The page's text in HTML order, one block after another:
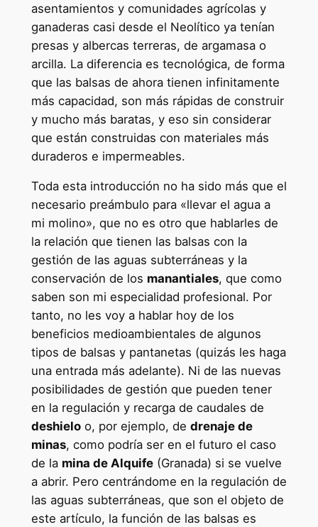
asentamientos y comunidades agrícolas y
ganaderas casi desde el Neolítico ya tenían
presas y albercas terreras, de argamasa o
arcilla. La diferencia es tecnológica, de forma
que las balsas de ahora tienen infinitamente
más capacidad, son más rápidas de construir
y mucho más baratas, y eso sin considerar
que están construidas con materiales más
duraderos e impermeables.
Toda esta introducción no ha sido más que el
necesario preámbulo para «llevar el agua a
mi molino», que no es otro que hablarles de
la relación que tienen las balsas con la
gestión de las aguas subterráneas y la
conservación de los manantiales, que como
saben son mi especialidad profesional. Por
tanto, no les voy a hablar hoy de los
beneficios medioambientales de algunos
tipos de balsas y pantanetas (quizás les haga
una entrada más adelante). Ni de las nuevas
posibilidades de gestión que pueden tener
en la regulación y recarga de caudales de
deshieloo, por ejemplo, de drenaje de
minas, como podría ser en el futuro el caso
de la mina de Alquife(Granada) si se vuelve
a abrir. Pero centrándome en la regulación de
las aguas subterráneas, que son el objeto de
este artículo, la función de las balsas es